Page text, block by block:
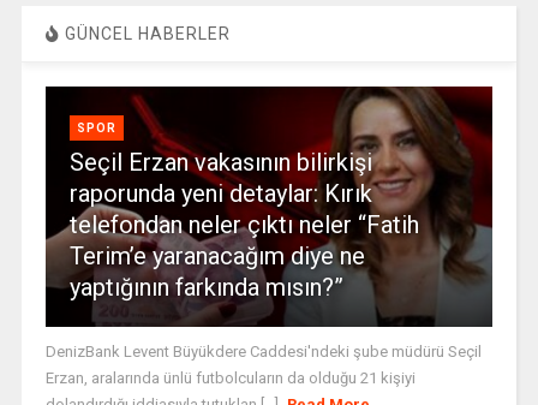
GÜNCEL HABERLER
SPOR
Seçil Erzan vakasının bilirkişi
raporunda yeni detaylar: Kırık
telefondan neler çıktı neler “Fatih
Terim’e yaranacağım diye ne
yaptığının farkında mısın?”
DenizBank Levent Büyükdere Caddesi'ndeki şube müdürü Seçil
Erzan, aralarında ünlü futbolcuların da olduğu 21 kişiyi